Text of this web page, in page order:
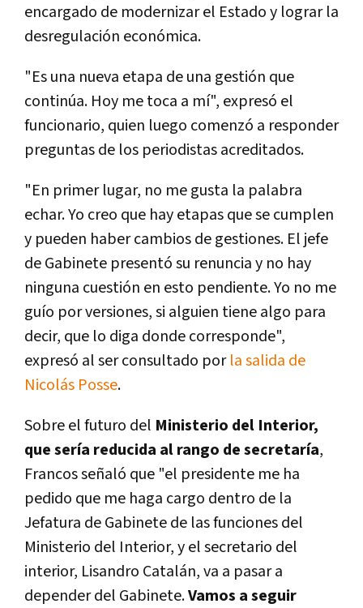
encargado de modernizar el Estado y lograr la
desregulación económica.
"Es una nueva etapa de una gestión que
continúa. Hoy me toca a mí", expresó el
funcionario, quien luego comenzó a responder
preguntas de los periodistas acreditados.
"En primer lugar, no me gusta la palabra
echar. Yo creo que hay etapas que se cumplen
y pueden haber cambios de gestiones. El jefe
de Gabinete presentó su renuncia y no hay
ninguna cuestión en esto pendiente. Yo no me
guío por versiones, si alguien tiene algo para
decir, que lo diga donde corresponde",
expresó al ser consultado porla salida de
Nicolás Posse.
Sobre el futuro del Ministerio del Interior,
que sería reducida al rango de secretaría,
Francos señaló que "el presidente me ha
pedido que me haga cargo dentro de la
Jefatura de Gabinete de las funciones del
Ministerio del Interior, y el secretario del
interior, Lisandro Catalán, va a pasar a
depender del Gabinete.Vamos a seguir